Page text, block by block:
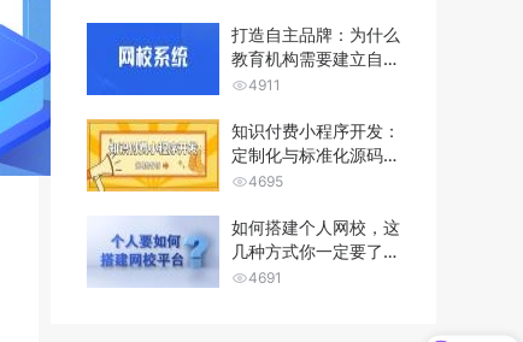
打造自主品牌：为什么
教育机构需要建立自己
的网校系统...
4911
知识付费小程序开发：
定制化与标准化源码的
优劣势分析...
4695
如何搭建个人网校，这
几种方式你一定要了
解！4691